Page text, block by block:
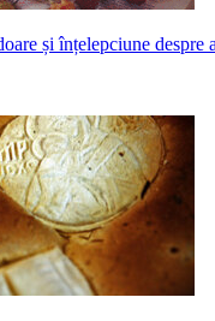
și înțelepciune despre